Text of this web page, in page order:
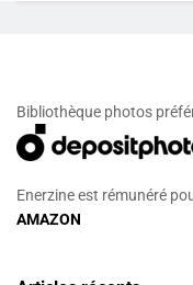
Bibliothèque photos
Enerzine est rémunéré
AMAZON